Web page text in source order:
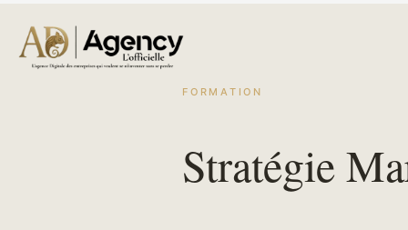
FORMATION
Stratégie